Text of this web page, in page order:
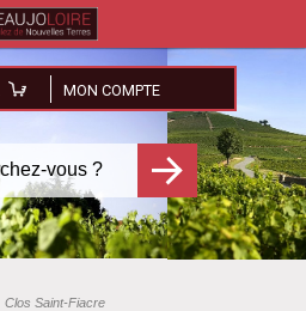
MON COMPTE
Clos Saint-Fiacre